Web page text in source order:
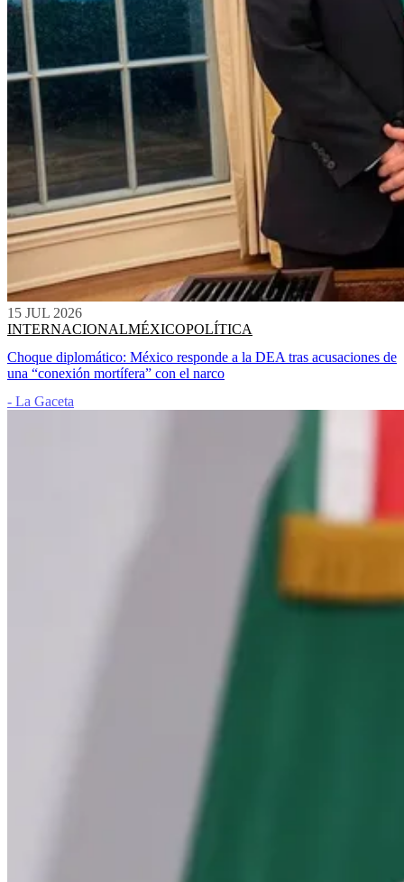
15 JUL 2026
INTERNACIONALMÉXICOPOLÍTICA
Choque diplomático: México responde a la DEA tras acusaciones de
una “conexión mortífera” con el narco
- La Gaceta